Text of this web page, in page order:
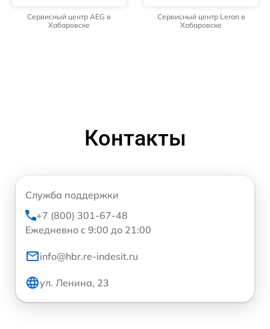
Сервисный центр AEG в
Хабаровске
Сервисный центр Leran в
Хабаровске
Контакты
Служба поддержки
+7 (800) 301-67-48
Ежедневно с 9:00 до 21:00
info@hbr.re-indesit.ru
ул. Ленина, 23